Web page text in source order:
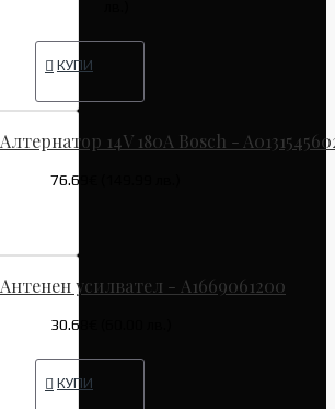
КУПИ
Алтернатор 14V 180A Bosch -
76.69€ (149.99 лв.)
Антенен усилвател - A1669061200
30.68€ (60.00 лв.)
КУПИ